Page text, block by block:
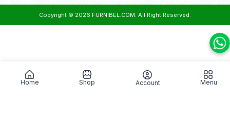
Copyright © 2026 FURNIBEL.COM. All Right Reserved.
Home Shop Account Menu